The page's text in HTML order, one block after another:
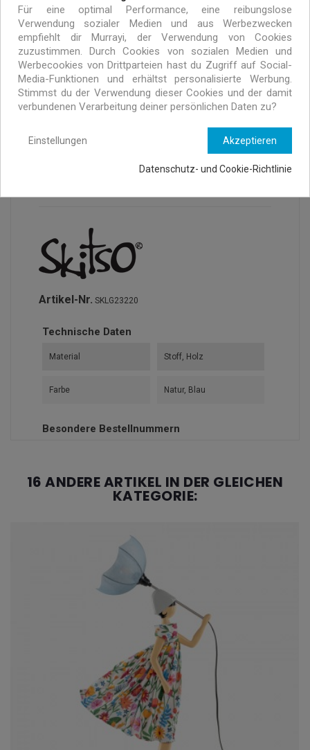
Handgemacht mit umweltfreundlichen Materialien
Exklusive Angebote nur für MURRAYI Abonnenten
Artikel-Nr. SKLG23220
Technische Daten
Material Stoff, Holz
Farbe Natur, Blau
Besondere Bestellnummern
16 ANDERE ARTIKEL IN DER GLEICHEN
KATEGORIE:
Für eine optimal Performance, eine reibungslose
Verwendung sozialer Medien und aus Werbezwecken
empfiehlt dir Murrayi, der Verwendung von Cookies
zuzustimmen. Durch Cookies von sozialen Medien und
Werbecookies von Drittparteien hast du Zugriff auf Social-
Media-Funktionen und erhältst personalisierte Werbung.
Stimmst du der Verwendung dieser Cookies und der damit
verbundenen Verarbeitung deiner persönlichen Daten zu?
Akzeptieren
Einstellungen
Datenschutz- und Cookie-Richtlinie